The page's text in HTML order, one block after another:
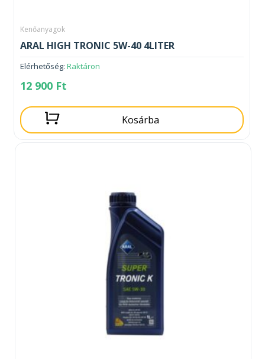
Kenőanyagok
ARAL HIGH TRONIC 5W-40 4LITER
Elérhetőség: Raktáron
12 900 Ft
Kosárba